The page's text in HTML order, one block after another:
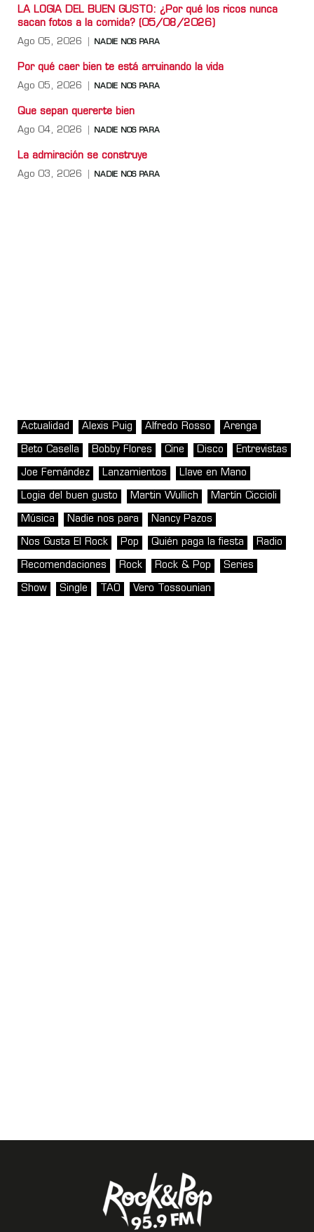
LA LOGIA DEL BUEN GUSTO: ¿Por qué los ricos nunca
sacan fotos a la comida? (05/08/2026)
Ago 05, 2026 NADIE NOS PARA
Por qué caer bien te está arruinando la vida
Ago 05, 2026 NADIE NOS PARA
Que sepan quererte bien
Ago 04, 2026 NADIE NOS PARA
La admiración se construye
Ago 03, 2026 NADIE NOS PARA
Actualidad Alexis Puig Alfredo Rosso Arenga
Beto Casella Bobby Flores Cine Disco Entrevistas
Joe Fernández Lanzamientos Llave en Mano
Logia del buen gusto Martin Wullich Martín Ciccioli
Música Nadie nos para Nancy Pazos
Nos Gusta El Rock Pop Quién paga la fiesta Radio
Recomendaciones Rock Rock & Pop Series
Show Single TAO Vero Tossounian